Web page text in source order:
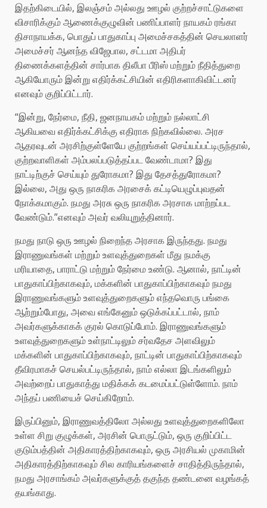
இதற்கிடையில், இலஞ்சம் அல்லது ஊழல் குற்றச்சாட்டுகளை
விசாரிக்கும் ஆணைக்குழுவின் பணிப்பாளர் நாயகம் ரங்கா
திசாநாயக்க, பொதுப் பாதுகாப்பு அமைச்சகத்தின் செயலாளர்
அமைச்சர் ஆனந்த விஜேபால, சட்டமா அதிபர்
திணைக்களத்தின் சார்பாக திலீபா பீரிஸ் மற்றும் நீதித்துறை
ஆகியோரும் இன்று எதிர்க்கட்சியின் எதிரிகளாகிவிட்டனர்
எனவும் குறிப்பிட்டார்.
“இன்று, நேர்மை, நீதி, ஜனநாயகம் மற்றும் நல்லாட்சி
ஆகியவை எதிர்க்கட்சிக்கு எதிராக நிற்கவில்லை. அரச
ஆதரவுடன் அரசிற்குள்ளேயே குற்றங்கள் செய்யப்பட்டிருந்தால்,
குற்றவாளிகள் அம்பலப்படுத்தப்பட வேண்டாமா? இது
நாட்டிற்குச் செய்யும் துரோகமா? இது தேசத்துரோகமா?
இல்லை, அது ஒரு நாகரிக அரசைக் கட்டியெழுப்புவதன்
நோக்கமாகும். நமது அரசு ஒரு நாகரிக அரசாக மாற்றப்பட
வேண்டும்.”எனவும் அவர் வலியுறுத்தினார்.
நமது நாடு ஒரு ஊழல் நிறைந்த அரசாக இருந்தது. நமது
இராணுவங்கள் மற்றும் உளவுத்துறைகள் மீது நமக்கு
மரியாதை, பாராட்டு மற்றும் நேர்மை உண்டு. ஆனால், நாட்டின்
பாதுகாப்பிற்காகவும், மக்களின் பாதுகாப்பிற்காகவும் நமது
இராணுவங்களும் உளவுத்துறைகளும் எந்தவொரு பங்கை
ஆற்றும்போது, ​​அவை எங்கேனும் ஒடுக்கப்பட்டால், நாம்
அவர்களுக்காகக் குரல் கொடுப்போம். இராணுவங்களும்
உளவுத்துறைகளும் உள்நாட்டிலும் சர்வதேச அளவிலும்
மக்களின் பாதுகாப்பிற்காகவும், நாட்டின் பாதுகாப்பிற்காகவும்
தீவிரமாகச் செயல்பட்டிருந்தால், நாம் எல்லா இடங்களிலும்
அவற்றைப் பாதுகாத்து மதிக்கக் கடமைப்பட்டுள்ளோம். நாம்
அந்தப் பணியைச் செய்கிறோம்.
இருப்பினும், இராணுவத்திலோ அல்லது உளவுத்துறைகளிலோ
உள்ள சிறு குழுக்கள், அரசின் பொருட்டும், ஒரு குறிப்பிட்ட
குடும்பத்தின் அதிகாரத்திற்காகவும், ஒரு அரசியல் முகாமின்
அதிகாரத்திற்காகவும் சில காரியங்களைச் சாதித்திருந்தால்,
நமது அரசாங்கம் அவர்களுக்குத் தகுந்த தண்டனை வழங்கத்
தயங்காது.